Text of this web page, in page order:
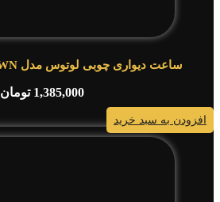
ساعت دیواری چوبی لوتوس مدل SUNDOWN کد W-392
1,385,000 تومان
افزودن به سبد خرید